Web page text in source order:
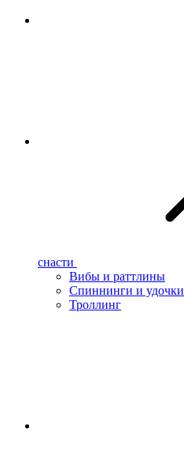
снасти
Вибы и раттлины
Спиннинги и удочки
Троллинг